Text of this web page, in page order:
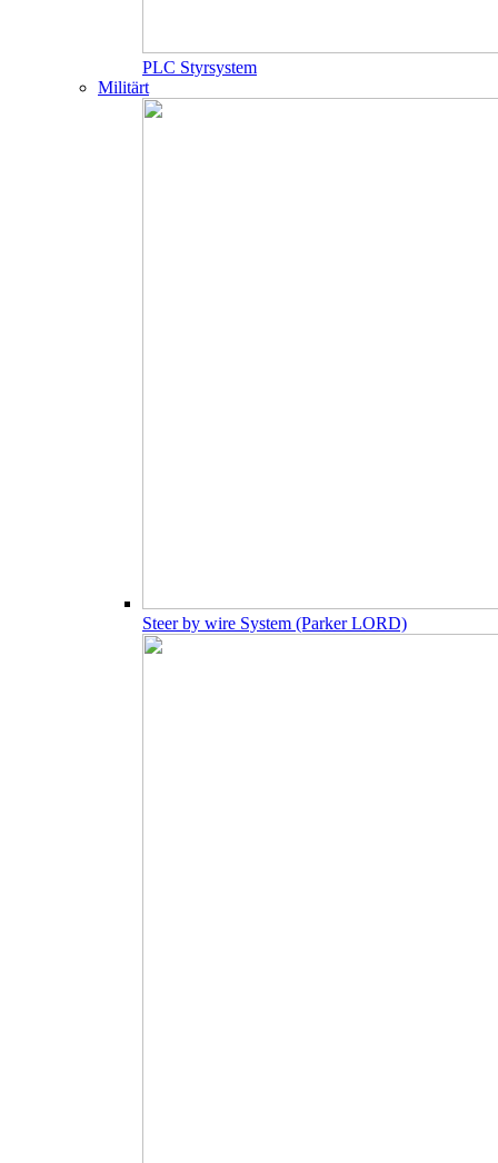
PLC Styrsystem
Militärt
Steer by wire System (Parker LORD)